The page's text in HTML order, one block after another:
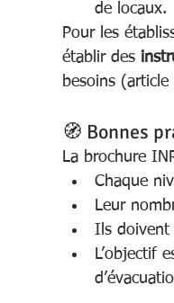
de locaux.
Pour les
établir des
besoins (article
🧭 Bonnes
La brochure
Chaque
Leur
Ils doivent
L’objectif